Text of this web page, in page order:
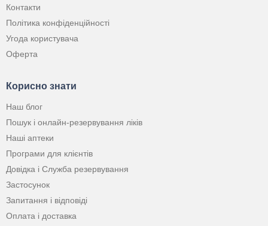
Контакти
Політика конфіденційності
Угода користувача
Оферта
Корисно знати
Наш блог
Пошук і онлайн-резервування ліків
Наші аптеки
Програми для клієнтів
Довідка і Служба резервування
Застосунок
Запитання і відповіді
Оплата і доставка